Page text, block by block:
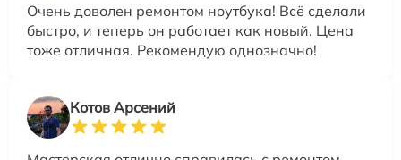
Очень доволен ремонтом ноутбука! Всё сделали
быстро, и теперь он работает как новый. Цена
тоже отличная. Рекомендую однозначно!
Котов Арсений